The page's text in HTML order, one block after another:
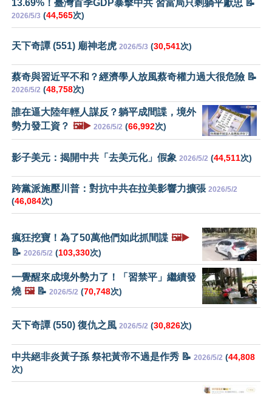
13.69%！臺灣首季GDP暴擊中共 習當局只剩躺平獻忠 📝
2026/5/3 (44,565次)
天下奇譚 (551) 廟神老虎 2026/5/3 (30,541次)
蔡奇與習近平不和？經濟學人放風蔡奇權力過大很危險 📝
2026/5/2 (48,758次)
誰在逼大陸年輕人謀反？躺平成間諜，境外
勢力發工資？ 🖼️▶️ 2026/5/2 (66,992次)
影子美元：揭開中共「去美元化」假象 2026/5/2 (44,511次)
跨黨派施壓川普：對抗中共在拉美影響力擴張 2026/5/2
(46,084次)
瘋狂挖寶！為了50萬他們如此抓間諜 🖼️▶️
📝 2026/5/2 (103,330次)
一覺醒來成境外勢力了！「習禁平」繼續發
燒 🖼️📝 2026/5/2 (70,748次)
天下奇譚 (550) 復仇之風 2026/5/2 (30,826次)
中共絕非炎黃子孫 祭祀黃帝不過是作秀 📝 2026/5/2 (44,808
次)